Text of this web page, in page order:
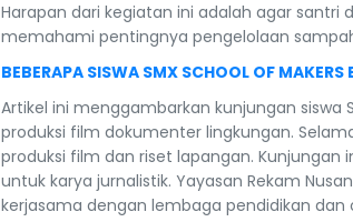
Harapan dari kegiatan ini adalah agar
memahami pentingnya pengelolaan
BEBERAPA SISWA SMX SCHOOL OF
Artikel ini menggambarkan kunjungan siswa
produksi film dokumenter lingkungan.
produksi film dan riset lapangan.
untuk karya jurnalistik. Yayasan Rekam
kerjasama dengan lembaga pendidikan dan